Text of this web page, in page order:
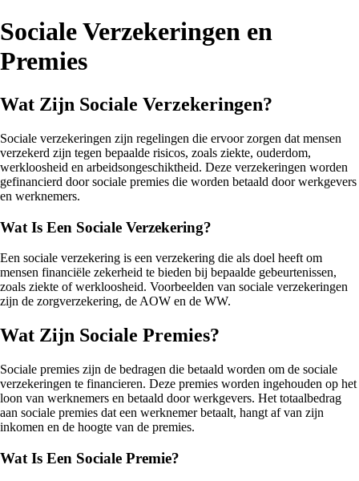
Sociale Verzekeringen en
Premies
Wat Zijn Sociale Verzekeringen?
Sociale verzekeringen zijn regelingen die ervoor zorgen dat mensen
verzekerd zijn tegen bepaalde risicos, zoals ziekte, ouderdom,
werkloosheid en arbeidsongeschiktheid. Deze verzekeringen worden
gefinancierd door sociale premies die worden betaald door werkgevers
en werknemers.
Wat Is Een Sociale Verzekering?
Een sociale verzekering is een verzekering die als doel heeft om
mensen financiële zekerheid te bieden bij bepaalde gebeurtenissen,
zoals ziekte of werkloosheid. Voorbeelden van sociale verzekeringen
zijn de zorgverzekering, de AOW en de WW.
Wat Zijn Sociale Premies?
Sociale premies zijn de bedragen die betaald worden om de sociale
verzekeringen te financieren. Deze premies worden ingehouden op het
loon van werknemers en betaald door werkgevers. Het totaalbedrag
aan sociale premies dat een werknemer betaalt, hangt af van zijn
inkomen en de hoogte van de premies.
Wat Is Een Sociale Premie?